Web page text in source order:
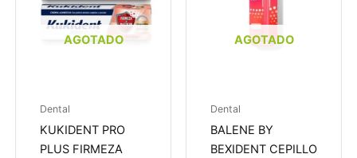
AGOTADO
Dental
KUKIDENT PRO
PLUS FIRMEZA
AGOTADO
Dental
BALENE BY
BEXIDENT CEPILLO